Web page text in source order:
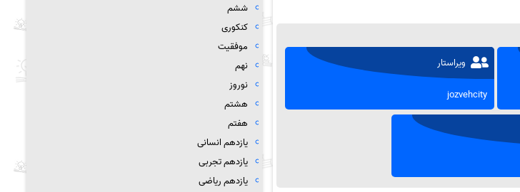
ویراستار
jozvehcity
ششم
کنکوری
موفقیت
نهم
نوروز
هشتم
هفتم
یازدهم انسانی
یازدهم تجربی
یازدهم ریاضی